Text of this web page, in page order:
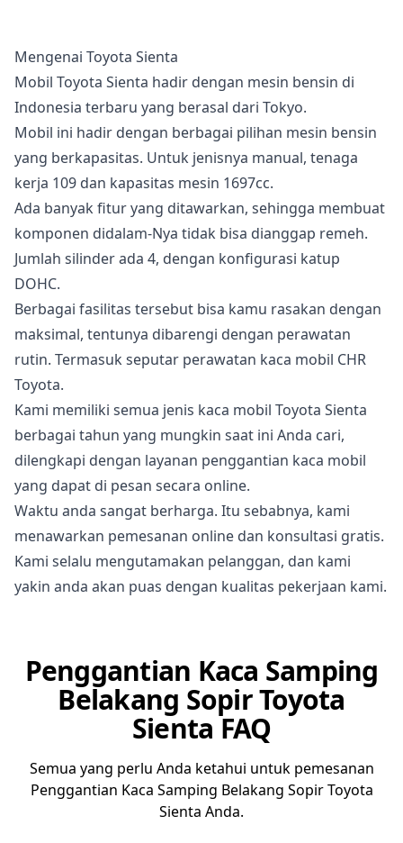
Mengenai Toyota Sienta
Mobil Toyota Sienta hadir dengan mesin bensin di
Indonesia terbaru yang berasal dari Tokyo.
Mobil ini hadir dengan berbagai pilihan mesin bensin
yang berkapasitas. Untuk jenisnya manual, tenaga
kerja 109 dan kapasitas mesin 1697cc.
Ada banyak fitur yang ditawarkan, sehingga membuat
komponen didalam-Nya tidak bisa dianggap remeh.
Jumlah silinder ada 4, dengan konfigurasi katup
DOHC.
Berbagai fasilitas tersebut bisa kamu rasakan dengan
maksimal, tentunya dibarengi dengan perawatan
rutin. Termasuk seputar perawatan kaca mobil CHR
Toyota.
Kami memiliki semua jenis kaca mobil Toyota Sienta
berbagai tahun yang mungkin saat ini Anda cari,
dilengkapi dengan layanan penggantian kaca mobil
yang dapat di pesan secara online.
Waktu anda sangat berharga. Itu sebabnya, kami
menawarkan pemesanan online dan konsultasi gratis.
Kami selalu mengutamakan pelanggan, dan kami
yakin anda akan puas dengan kualitas pekerjaan kami.
Penggantian Kaca Samping
Belakang Sopir Toyota
Sienta FAQ
Semua yang perlu Anda ketahui untuk pemesanan
Penggantian Kaca Samping Belakang Sopir Toyota
Sienta Anda.